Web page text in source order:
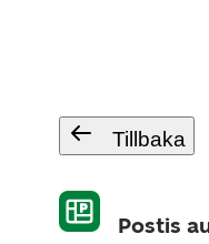
Tillbaka
Postis